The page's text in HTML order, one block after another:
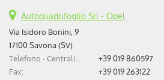
Autoquadrifoglio Srl - Opel
Via Isidoro Bonini, 9
17100 Savona (SV)
+39 019 860597
Fax:
+39 019 263122